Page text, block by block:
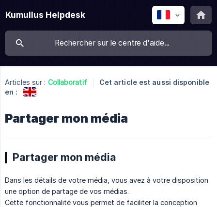
Kumullus Helpdesk
Articles sur : Collaboratif
Cet article est aussi disponible
en :
Partager mon média
Partager mon média
Dans les détails de votre média, vous avez à votre disposition
une option de partage de vos médias.
Cette fonctionnalité vous permet de faciliter la conception